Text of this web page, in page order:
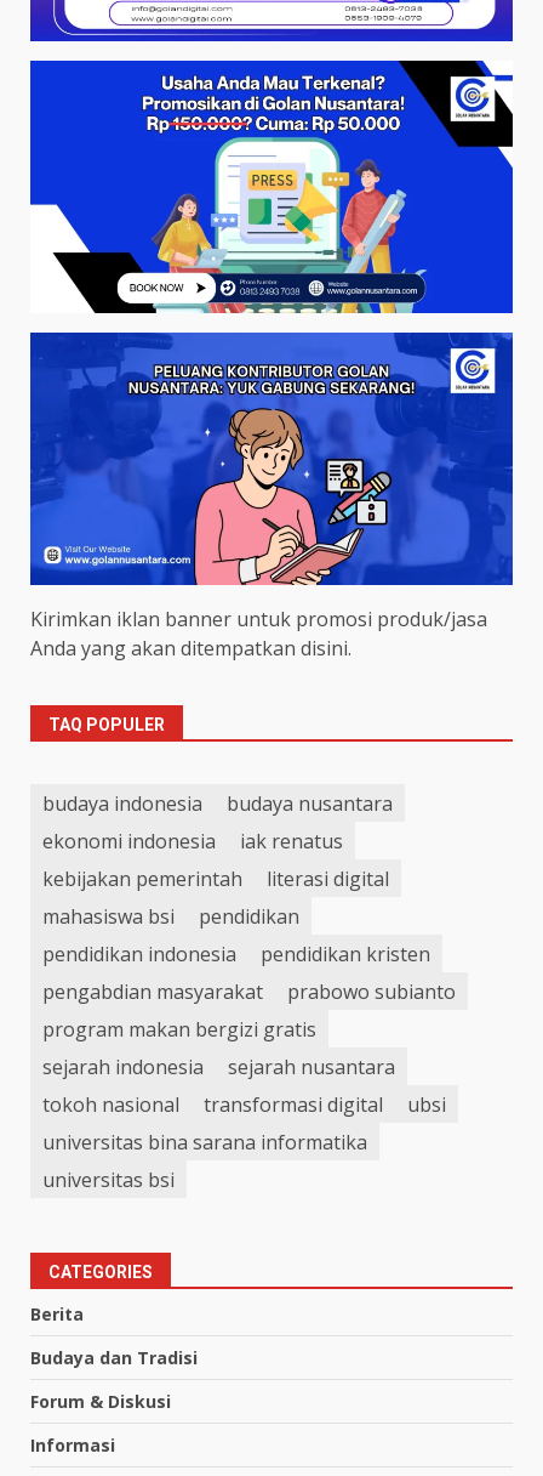
Kirimkan iklan banner untuk promosi produk/jasa
Anda yang akan ditempatkan disini.
TAQ POPULER
budaya indonesia
budaya nusantara
ekonomi indonesia
iak renatus
kebijakan pemerintah
literasi digital
mahasiswa bsi
pendidikan
pendidikan indonesia
pendidikan kristen
pengabdian masyarakat
prabowo subianto
program makan bergizi gratis
sejarah indonesia
sejarah nusantara
tokoh nasional
transformasi digital
ubsi
universitas bina sarana informatika
universitas bsi
CATEGORIES
Berita
Budaya dan Tradisi
Forum & Diskusi
Informasi